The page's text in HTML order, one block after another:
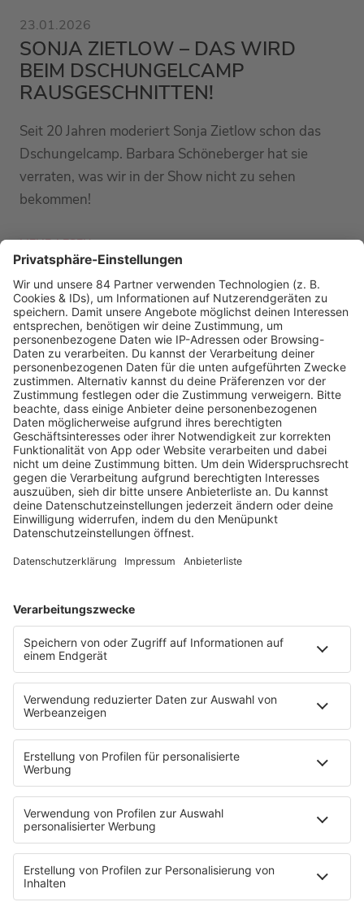
23.01.2026
SONJA ZIETLOW – DAS WIRD
BEIM DSCHUNGELCAMP
RAUSGESCHNITTEN!
Seit 20 Jahren moderiert Sonja Zietlow schon das
Dschungelcamp. Barbara Schöneberger hat sie
verraten, was wir in der Show nicht zu sehen
bekommen!
MEHR LESEN
PODCAST-GÄSTE: MEHR NEWS
HOME
RADIOS
barba radio
Lagerfeuer
Füße hoch
Schmusekatze
Song Contest
Mädelsabend
Ich hasse Sport
Sonntag Morgen
Strandbar
Putzfimmel
Deutschpop
Deutsche Liebeslieder
PODCASTS
Mit den Waffeln einer Frau
Frühstück bei Barbara
Brave & One
NotAufnahme
"Bewerbung und Karriere"
Aber bitte mit Schlager
Erdbeerkäse